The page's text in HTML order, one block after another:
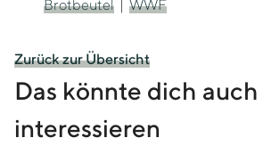
Brotbeutel |WWF
Zurück zur Übersicht
Das könnte dich auch
interessieren